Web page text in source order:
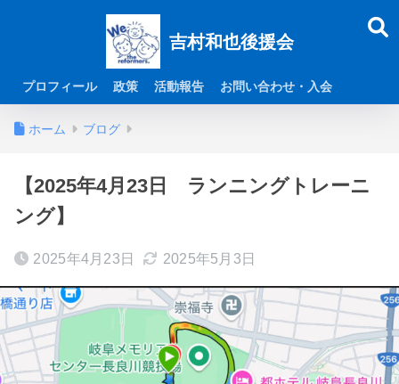
吉村和也後援会
プロフィール 政策 活動報告 お問い合わせ・入会
ホーム ブログ
【2025年4月23日 ランニングトレーニ
ング】
2025年4月23日 2025年5月3日